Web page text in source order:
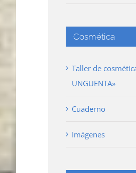
Cosmética
Taller de
UNGUENTA»
Cuaderno
Imágenes